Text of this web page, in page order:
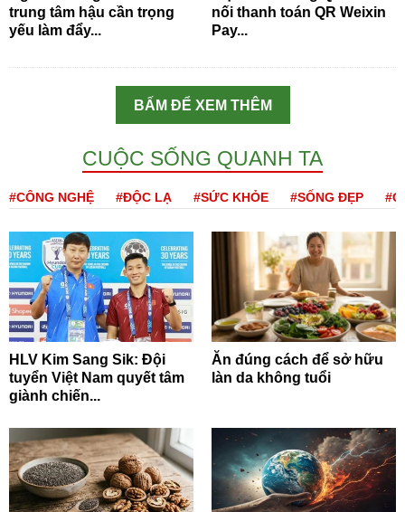
trung tâm hậu cần trọng
yếu làm đẩy...
nối thanh toán QR Weixin
Pay...
BẤM ĐỂ XEM THÊM
CUỘC SỐNG QUANH TA
#CÔNG NGHỆ #ĐỘC LẠ #SỨC KHỎE #SỐNG ĐẸP
HLV Kim Sang Sik: Đội
tuyển Việt Nam quyết tâm
giành chiến...
Ăn đúng cách để sở hữu
làn da không tuổi